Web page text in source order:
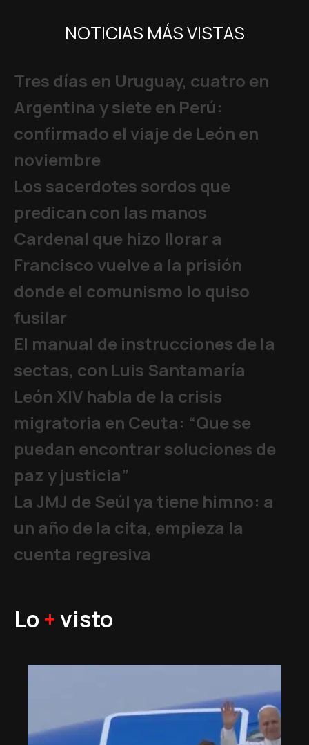
NOTICIAS MÁS VISTAS
Tres días en Uruguay, cuatro en
Argentina y siete en Perú:
confirmado el viaje de León en
noviembre
Los sacerdotes sordos que
predican con las manos
Cardenal que hizo llorar a
Francisco vuelve a la prisión
donde el comunismo lo quiso
fusilar
El manual de instrucciones de la
sectas, con Luis Santamaría
León XIV habla de la crisis
migratoria en Ceuta: “Que se
puedan encontrar soluciones de
paz y justicia”
La JMJ de Seúl ya tiene himno: a
un año de la cita, empieza la
cuenta regresiva
Lo +visto